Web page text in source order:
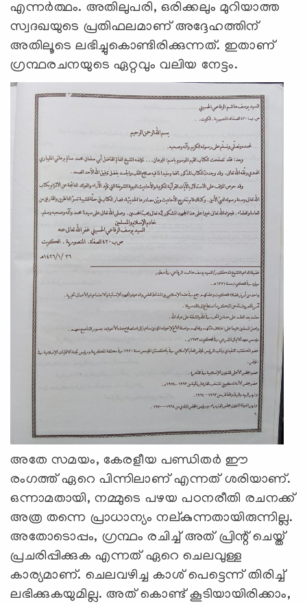
എന്നര്‍ത്ഥം. അതിലുപരി, ഒരിക്കലും മുറിയാത്ത
സ്വദഖയുടെ പ്രതിഫലമാണ് അദ്ദേഹത്തിന്
അതിലൂടെ ലഭിച്ചുകൊണ്ടിരിക്കുന്നത്. ഇതാണ്
ഗ്രന്ഥരചനയുടെ ഏറ്റവും വലിയ നേട്ടം.
അതേ സമയം, കേരളീയ പണ്ഡിതര്‍ ഈ
രംഗത്ത് ഏറെ പിന്നിലാണ് എന്നത് ശരിയാണ്.
ഒന്നാമതായി, നമ്മുടെ പഴയ പഠനരീതി രചനക്ക്
അത്ര തന്നെ പ്രാധാന്യം നല്കുന്നതായിരുന്നില്ല.
അതോടൊപ്പം, ഗ്രന്ഥം രചിച്ച് അത് പ്രിന്റ് ചെയ്ത്
പ്രചരിപ്പിക്കുക എന്നത് ഏറെ ചെലവുള്ള
കാര്യമാണ്. ചെലവഴിച്ച കാശ് പെട്ടെന്ന് തിരിച്ച്
ലഭിക്കുകയുമില്ല. അത് കൊണ്ട് കൂടിയായിരിക്കാം,